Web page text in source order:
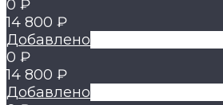
0 ₽
14 800 ₽
Добавлено
0 ₽
14 800 ₽
Добавлено